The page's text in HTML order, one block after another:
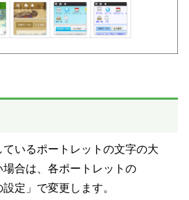
いるポートレットの文字の大
場合は、各ポートレットの
設定」で変更します。